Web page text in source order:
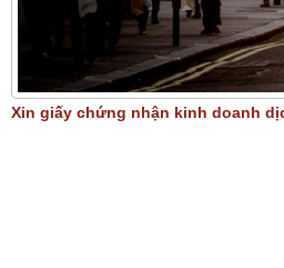
Xin giấy chứng nhận kinh doanh